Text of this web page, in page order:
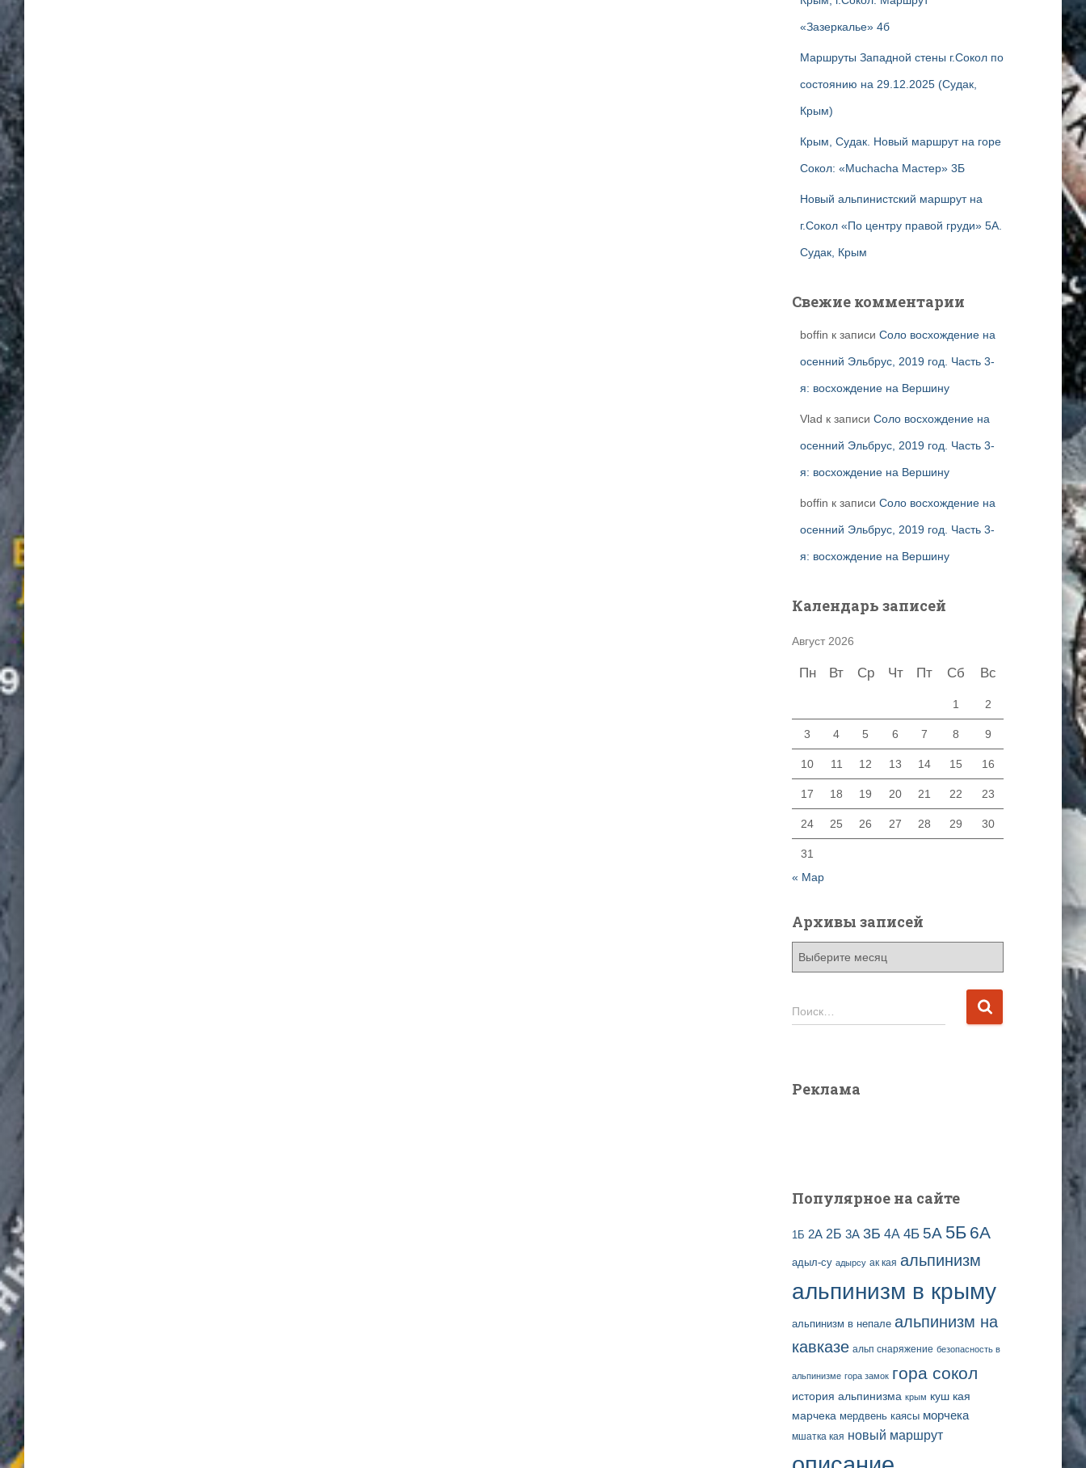
«Зазеркалье» 4б
Маршруты Западной стены г.Сокол по
состоянию на 29.12.2025 (Судак,
Крым)
Крым, Судак. Новый маршрут на горе
Сокол: «Muchacha Мастер» 3Б
Новый альпинистский маршрут на
г.Сокол «По центру правой груди» 5А.
Судак, Крым
Свежие комментарии
boffin к записи Соло восхождение на
осенний Эльбрус, 2019 год. Часть 3-
я: восхождение на Вершину
Vlad к записи Соло восхождение на
осенний Эльбрус, 2019 год. Часть 3-
я: восхождение на Вершину
boffin к записи Соло восхождение на
осенний Эльбрус, 2019 год. Часть 3-
я: восхождение на Вершину
Календарь записей
Август 2026
Пн Вт Ср Чт Пт Сб Вс
1 2
3 4 5 6 7 8 9
10 11 12 13 14 15 16
17 18 19 20 21 22 23
24 25 26 27 28 29 30
31
« Мар
Архивы записей
в
п
Н
а
:
Поиск…
Реклама
Популярное на сайте
1Б 2А 2Б 3А 3Б 4А 4Б 5А 5Б 6А
адыл-су адырсу ак кая альпинизм
альпинизм в крыму
альпинизм в непале альпинизм на
кавказе альп снаряжение безопасность в
альпинизме гора замок гора сокол
история альпинизма крым куш кая
марчека мердвень каясы морчека
мшатка кая новый маршрут